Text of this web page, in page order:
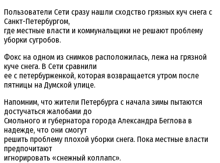
Пользователи Сети сразу нашли сходство грязных куч снега с
Санкт-Петербургом,
где местные власти и коммунальщики не решают проблему
уборки сугробов.
Фокс на одном из снимков расположилась, лежа на грязной
куче снега. В Сети сравнили
ее с петербурженкой, которая возвращается утром после
пятницы на Думской улице.
Напомним, что жители Петербурга с начала зимы пытаются
достучаться жалобами до
Смольного и губернатора города Александра Беглова в
надежде, что они смогут
решить проблему плохой уборки снега. Пока местные власти
предпочитают
игнорировать «снежный коллапс».